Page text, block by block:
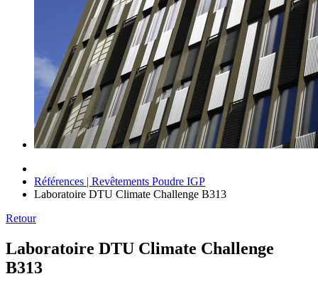
Références | Revêtements Poudre IGP
Laboratoire DTU Climate Challenge B313
Retour
Laboratoire DTU Climate Challenge
B313